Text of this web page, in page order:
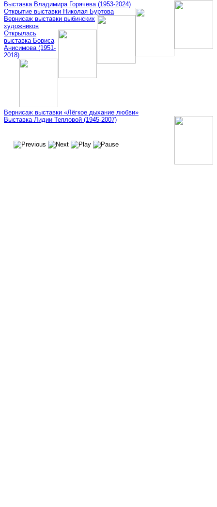
Выставка Владимира Горячева (1953-2024)
Открытие выставки Николая Буртова
Вернисаж выставки рыбинских
художников
Открылась
выставка Бориса
Анисимова (1951-
2018)
Вернисаж выставки «Лёгкое дыхание любви»
Выставка Лидии Тепловой (1945-2007)